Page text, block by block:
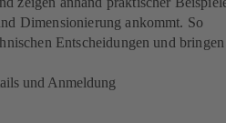
Dimensionierung ankommt. So
Entscheidungen und
und Anmeldung